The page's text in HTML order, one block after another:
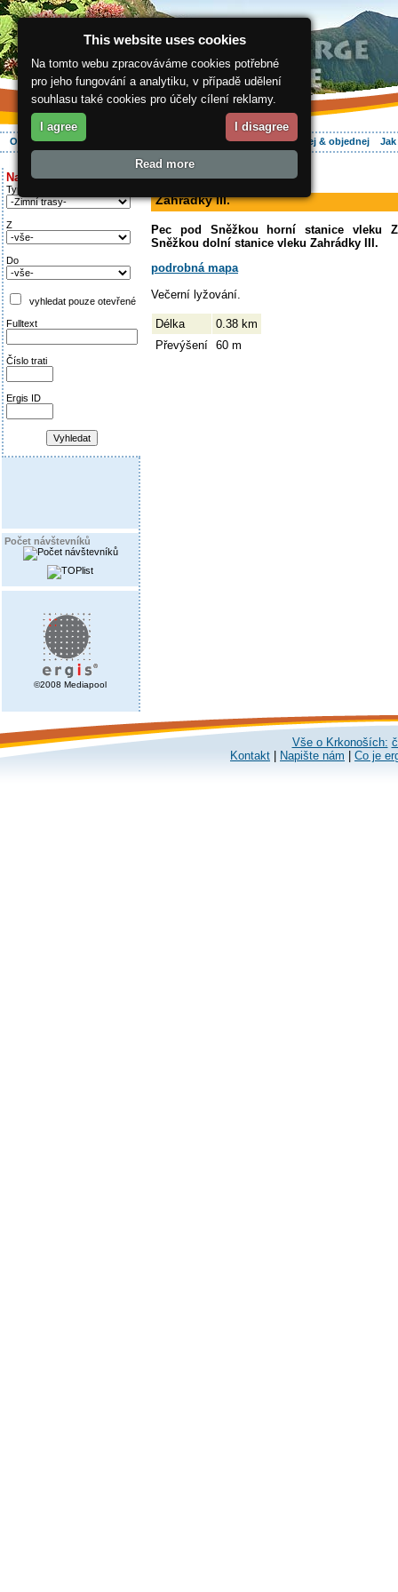
O regionu Aktivně Ubytování Hledej & objednej
Najděte si:
Typ trati
Z
Do
vyhledat pouze otevřené
Fulltext
Číslo trati
Ergis ID
Počet návštevníků
©2008 Mediapool
ergis.cz>
Zahrádky III.
Pec pod Sněžkou horní stanice vleku
Sněžkou dolní stanice vleku Zahrádky III.
podrobná mapa
Večerní lyžování.
Délka
0.38 km
Převýšení 60 m
Vše o Krkonoších:
Kontakt
Napište nám Co je
This website uses cookies
Na tomto webu zpracováváme cookies potřebné
pro jeho fungování a analytiku, v případě udělení
souhlasu také cookies pro účely cílení reklamy.
I agree I disagree
Read more